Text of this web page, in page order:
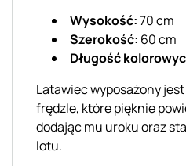
Wysokość:70 cm
Szerokość: 60 cm
Długość
Latawiec wyposażony
frędzle, które pięknie
dodając mu uroku oraz
lotu.